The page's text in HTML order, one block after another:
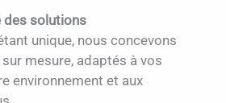
solutions
unique, nous concevons
mesure, adaptés à vos
environnement et aux